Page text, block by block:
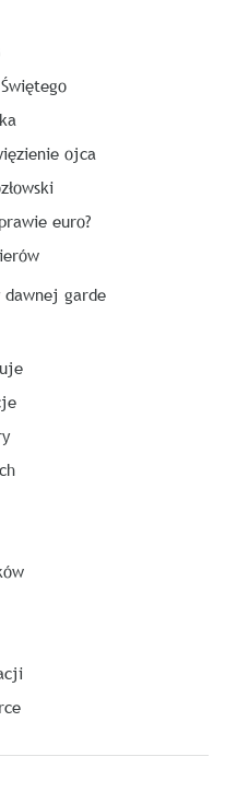
ojca
euro?
dawnej garde